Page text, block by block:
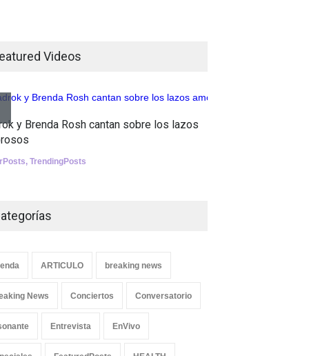
Nuclear fusion closer to
Videos
y Brenda Rosh cantan sobre los lazos
, TrendingPosts
ARTICULO breaking news
News Conciertos Conversatorio
Entrevista EnVivo